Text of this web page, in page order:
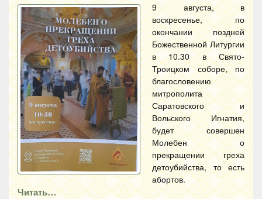
9 августа, в
воскресенье, по
окончании поздней
Божественной Литургии
в 10.30 в Свято-
Троицком соборе, по
благословению
митрополита
Саратовского и
Вольского Игнатия,
будет совершен
Молебен о
прекращении греха
детоубийства, то есть
абортов.
Читать…